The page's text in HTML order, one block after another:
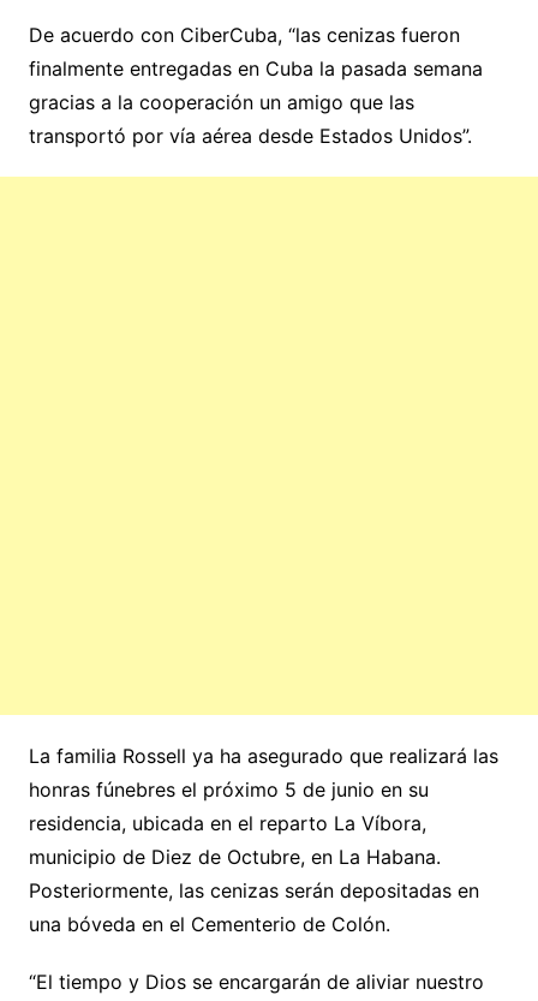
De acuerdo con CiberCuba, “las cenizas fueron
finalmente entregadas en Cuba la pasada semana
gracias a la cooperación un amigo que las
transportó por vía aérea desde Estados Unidos”.
La familia Rossell ya ha asegurado que realizará las
honras fúnebres el próximo 5 de junio en su
residencia, ubicada en el reparto La Víbora,
municipio de Diez de Octubre, en La Habana.
Posteriormente, las cenizas serán depositadas en
una bóveda en el Cementerio de Colón.
“El tiempo y Dios se encargarán de aliviar nuestro